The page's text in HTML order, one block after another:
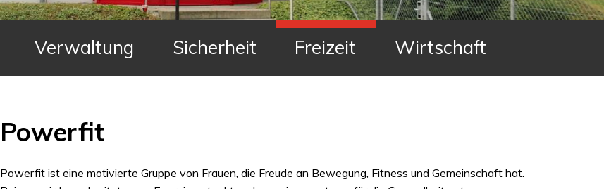
Verwaltung Sicherheit Freizeit Wirtschaft
Powerfit
Powerfit ist eine motivierte Gruppe von Frauen, die Freude an Bewegung, Fitness und Gemeinschaft hat.